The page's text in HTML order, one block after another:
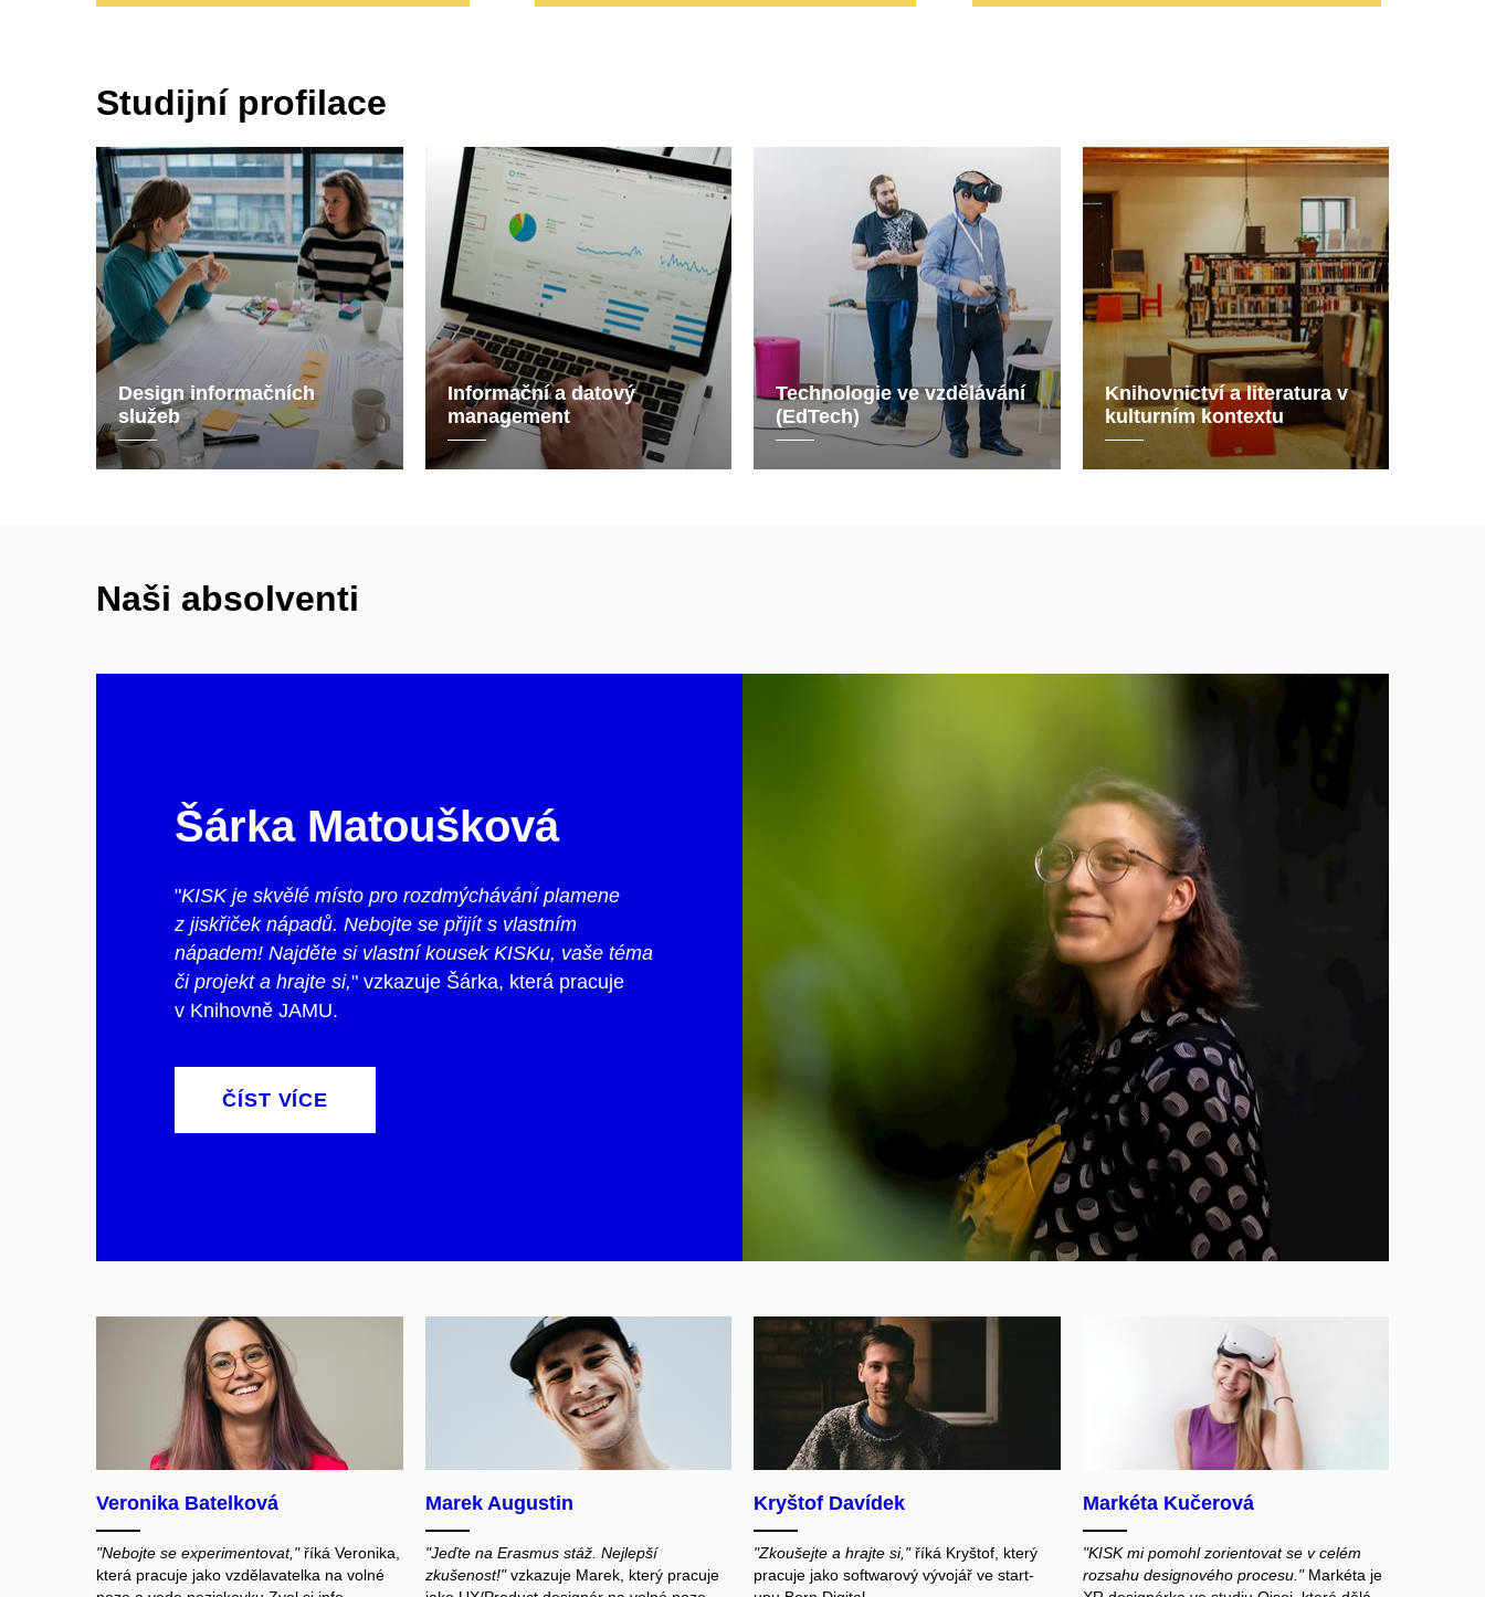
Studijní profilace
Design informačních
služeb
Informační a datový
management
Technologie ve vzdělávání
(EdTech)
Knihovnictví a literatura v
kulturním kontextu
Naši absolventi
Šárka Matoušková
"KISK je skvělé místo pro rozdmýchávání plamene
z jiskřiček nápadů. Nebojte se přijít s vlastním
nápadem! Najděte si vlastní kousek KISKu, vaše téma
či projekt a hrajte si," vzkazuje Šárka, která pracuje
v Knihovně JAMU.
ČÍST VÍCE
Veronika Batelková
"Nebojte se experimentovat,"říká Veronika,
která pracuje jako vzdělavatelka na volné
Marek Augustin
"Jeďte na Erasmus stáž. Nejlepší
zkušenost!"vzkazuje Marek, který pracuje
Kryštof Davídek
"Zkoušejte a hrajte si,"říká Kryštof, který
pracuje jako softwarový vývojář ve start-
Markéta Kučerová
"KISK mi pomohl zorientovat se v celém
rozsahu designového procesu." Markéta je